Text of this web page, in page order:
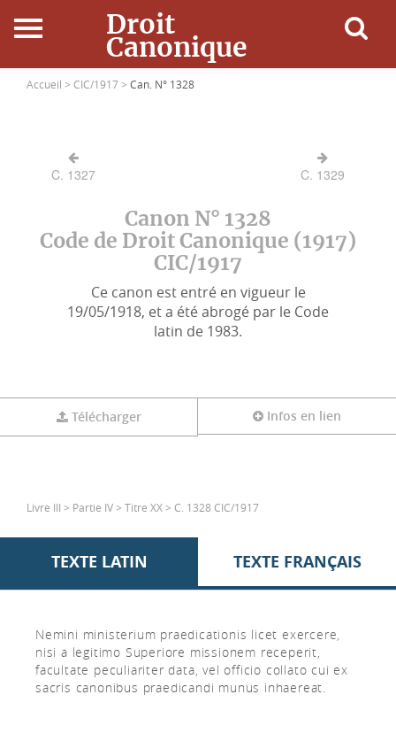
Droit
Canonique
Accueil
Ressources
Accueil > CIC/1917 > Can. N° 1328
C. 1327 C. 1329
Canon N° 1328
Code de Droit Canonique (1917)
CIC/1917
Ce canon est entré en vigueur le
19/05/1918, et a été abrogé par le Code
latin de 1983.
Télécharger Infos en lien
Livre III > Partie IV > Titre XX > C. 1328 CIC/1917
TEXTE LATIN TEXTE FRANÇAIS
Nemini ministerium praedicationis licet exercere,
nisi a legitimo Superiore missionem receperit,
facultate peculiariter data, vel officio collato cui ex
sacris canonibus praedicandi munus inhaereat.